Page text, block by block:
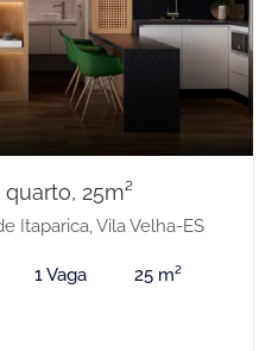
25m²
Itaparica, Vila Velha-ES
1 Vaga 25 m²